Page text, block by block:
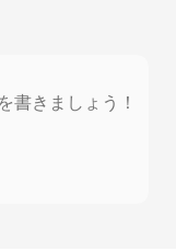
書きましょう！